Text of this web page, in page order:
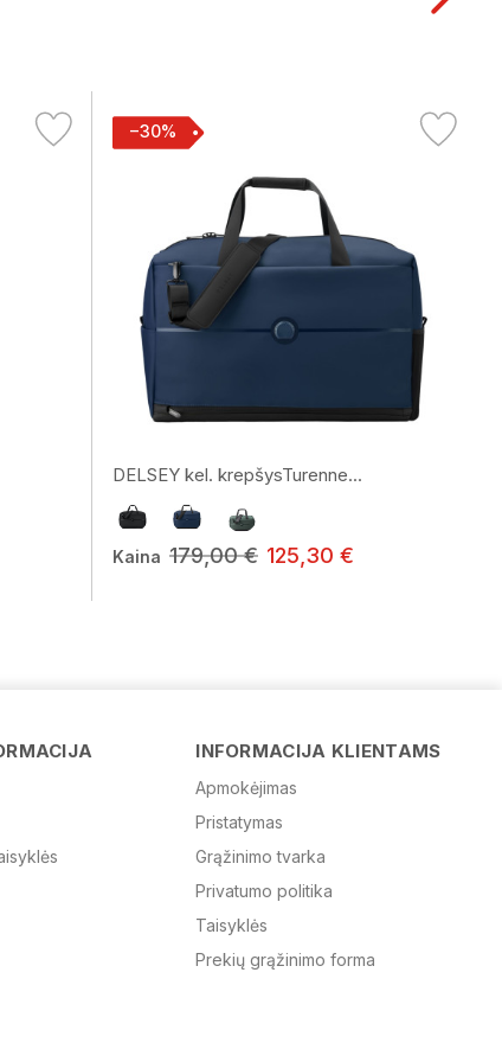
−30%
DELSEY kel. krepšysTurenne...
Kaina 179,00 € 125,30 €
INFORMACIJA KLIENTAMS
Apmokėjimas
Pristatymas
Grąžinimo tvarka
Privatumo politika
Taisyklės
Prekių grąžinimo forma